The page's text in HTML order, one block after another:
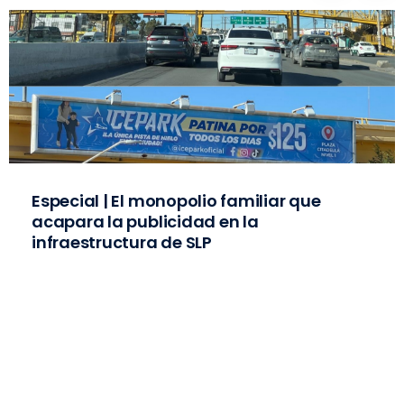
Especial | El monopolio familiar que
acapara la publicidad en la
infraestructura de SLP